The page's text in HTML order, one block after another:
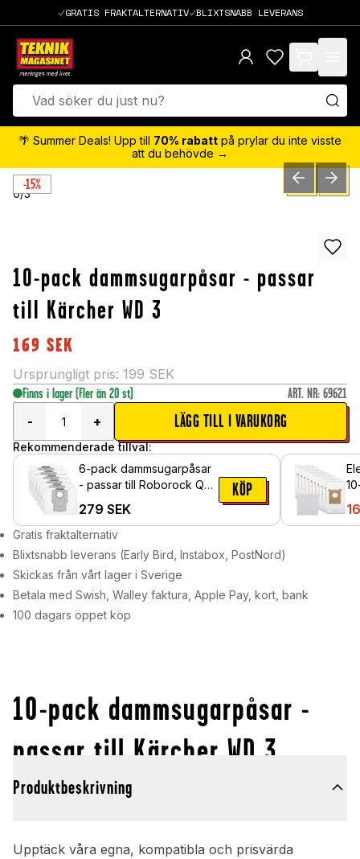
GRATIS FRAKTALTERNATIV BLIXTSNABB LEVERANS
items in cart,
🌴 Summer Deals! Upp till 70% rabatt på prylar du inte visste
att du behövde →
-15%
0/3 PREVIOUSNEXT
10-pack dammsugarpåsar - passar
till Kärcher WD 3
169 SEK
Ursprungligt pris: 199 SEK
Finns i lager (Fler än 20 st) ART. NR: 69621
-
+ LÄGG TILL I VARUKORG
Rekommenderade tillval:
6-pack dammsugarpåsar
- passar till Roborock Q7
279 SEK
KÖP
Gratis fraktalternativ
Blixtsnabb leverans (Early Bird, Instabox, PostNord)
Skickas från vårt lager i Sverige
Betala med Swish, Walley faktura, Apple Pay, kort, bank
100 dagars öppet köp
10-pack dammsugarpåsar -
passar till Kärcher WD 3
Produktbeskrivning
Upptäck våra egna, kompatibla och prisvärda